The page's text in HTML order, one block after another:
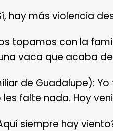
hay más violencia
topamos con la
vaca que acaba
de Guadalupe):
les falte nada. Hoy
siempre hay